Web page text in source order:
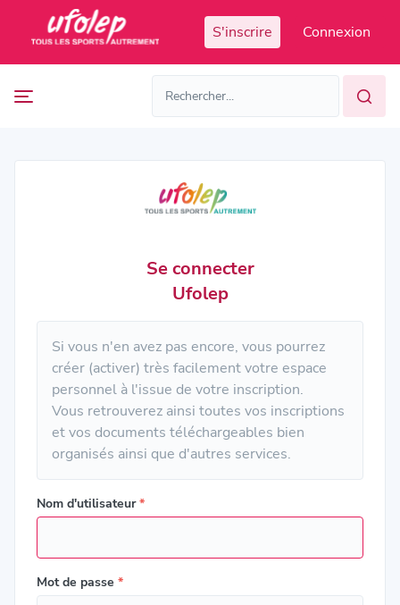
S'inscrire Connexion
manifestations
passées
organisateur
Se connecter
Ufolep
Si vous n'en avez pas encore, vous pourrez
créer (activer) très facilement votre espace
personnel à l'issue de votre inscription.
Vous retrouverez ainsi toutes vos inscriptions
et vos documents téléchargeables bien
organisés ainsi que d'autres services.
Nom d'utilisateur*
Mot de passe *
Panneau de gestion des cookies